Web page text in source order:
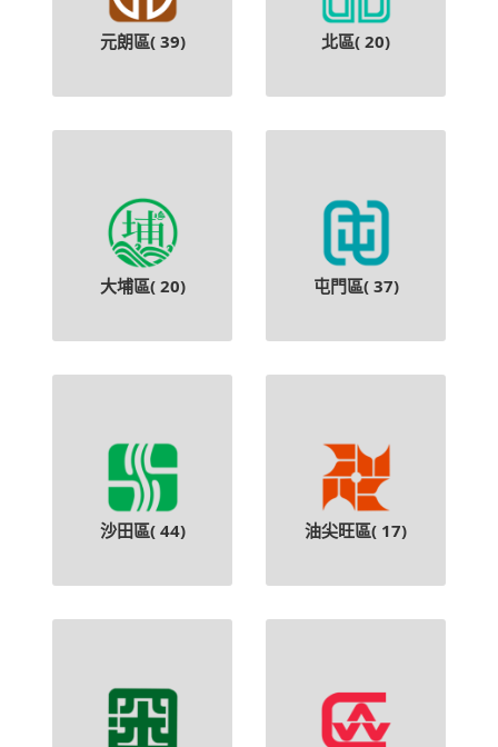
元朗區( 39) 北區( 20)
大埔區( 20) 屯門區( 37)
沙田區( 44) 油尖旺區( 17)